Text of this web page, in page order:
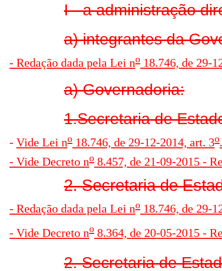
I - a administração
a) integrantes da
- Redação dada pela Lei no 18.746, de 29-
a) Governadoria:
1.Secretaria de
- Vide Lei no 18.746, de 29-12-2014, art. 3o.
- Vide Decreto no 8.457, de 21-09-2015 -
2. Secretaria de
- Redação dada pela Lei no 18.746, de 29-
- Vide Decreto no 8.364, de 20-05-2015 -
2. Secretaria de